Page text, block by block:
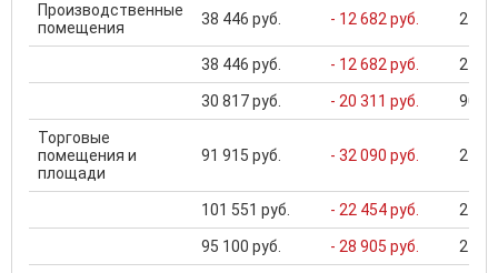
Производственные
помещения
38 446 руб. - 12 682 руб. 2
38 446 руб. - 12 682 руб. 2
30 817 руб. - 20 311 руб. 90
Торговые
помещения и
площади
91 915 руб. - 32 090 руб. 270
101 551 руб. - 22 454 руб. 270
95 100 руб. - 28 905 руб. 270